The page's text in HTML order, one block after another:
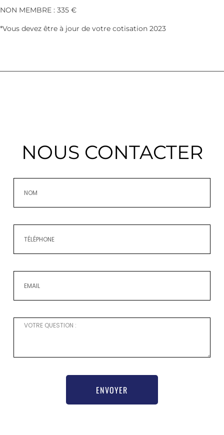
NON MEMBRE : 335 €
*Vous devez être à jour de votre cotisation 2023
NOUS CONTACTER
ENVOYER